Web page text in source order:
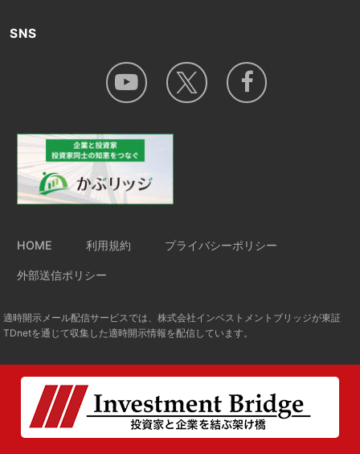
SNS
HOME 利用規約 プライバシーポリシー
外部送信ポリシー
適時開示メール配信サービスでは、株式会社インベストメントブリッジが東証
TDnetを通じて収集した適時開示情報を配信しています。